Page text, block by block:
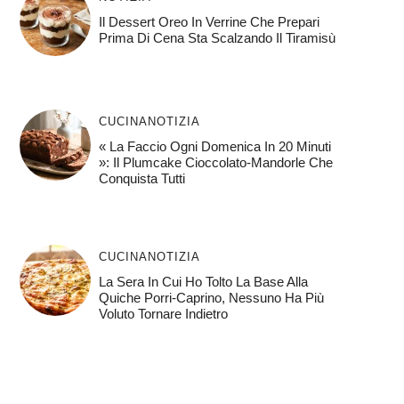
Il Dessert Oreo In Verrine Che Prepari
Prima Di Cena Sta Scalzando Il Tiramisù
CUCINA NOTIZIA
« La Faccio Ogni Domenica In 20 Minuti
»: Il Plumcake Cioccolato-Mandorle Che
Conquista Tutti
CUCINA NOTIZIA
La Sera In Cui Ho Tolto La Base Alla
Quiche Porri-Caprino, Nessuno Ha Più
Voluto Tornare Indietro